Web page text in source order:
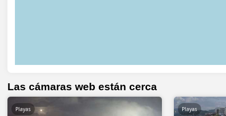
Las cámaras web están cerca
Playas Playas